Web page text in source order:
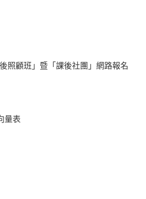
照顧班」暨「課後社團」網路報名
量表